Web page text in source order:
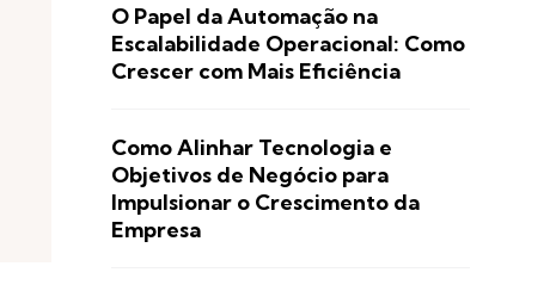
O Papel da Automação na
Escalabilidade Operacional: Como
Crescer com Mais Eficiência
Como Alinhar Tecnologia e
Objetivos de Negócio para
Impulsionar o Crescimento da
Empresa